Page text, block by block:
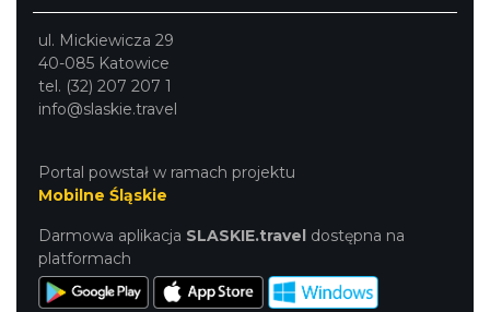
ul. Mickiewicza 29
40-085 Katowice
tel. (32) 207 207 1
info@slaskie.travel
Portal powstał w ramach projektu
Mobilne Śląskie
Darmowa aplikacja SLASKIE.travel dostępna na
platformach